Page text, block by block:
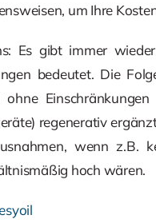
um Ihre
Es gibt immer
bedeutet. Die
ohne
regenerativ
wenn z.B.
hoch wären.